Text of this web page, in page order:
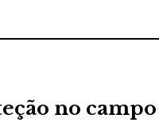
no campo